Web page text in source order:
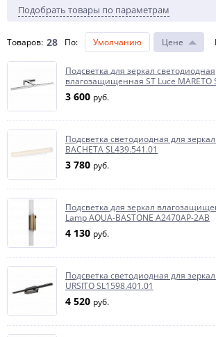
Подобрать товары по параметрам
Товаров: 28 По: Умолчанию Цене
Подсветка для зеркал светодиодная
влагозащищенная ST Luce MARETO
3 600 руб.
Подсветка светодиодная для зеркал
BACHETA SL439.541.01
3 780 руб.
Подсветка для зеркал
Lamp AQUA-BASTONE A2470AP-2AB
4 130 руб.
Подсветка светодиодная для зеркал
URSITO SL1598.401.01
4 520 руб.